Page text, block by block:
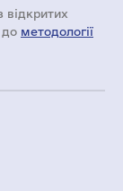
відкритих
до методології